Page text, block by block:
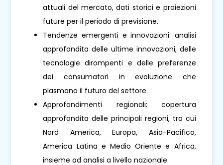
attuali del mercato, dati storici e proiezioni
future per il periodo di previsione.
Tendenze emergenti e innovazioni: analisi
approfondita delle ultime innovazioni, delle
tecnologie dirompenti e delle preferenze
dei consumatori in evoluzione che
plasmano il futuro del settore.
Approfondimenti regionali: copertura
approfondita delle principali regioni, tra cui
Nord America, Europa, Asia-Pacifico,
America Latina e Medio Oriente e Africa,
insieme ad analisi a livello nazionale.